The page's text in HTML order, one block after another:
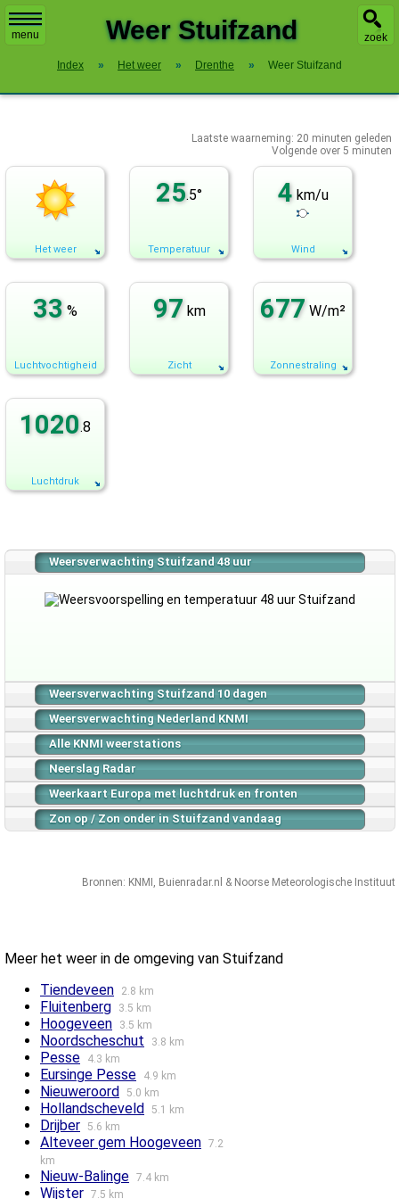
menu zoek
Weer Stuifzand
Index » Het weer » Drenthe » Weer Stuifzand
Laatste waarneming: 20 minuten geleden
Volgende over5 minuten
Het weer
25.5°
Temperatuur
4 km/u
Wind
33 %
Luchtvochtigheid
97 km
Zicht
677 W/m²
Zonnestraling
1020.8
Luchtdruk
Weersverwachting Stuifzand 48 uur
Weersverwachting Stuifzand 10 dagen
Weersverwachting Nederland KNMI
Alle KNMI weerstations
Neerslag Radar
Weerkaart Europa met luchtdruk en fronten
Zon op / Zon onder in Stuifzand vandaag
Bronnen: KNMI , Buienradar.nl & Noorse Meteorologische Instituut
Meer het weer in de omgeving van Stuifzand
Tiendeveen
2.8 km
Fluitenberg 3.5 km
Hoogeveen 3.5 km
Noordscheschut 3.8 km
Pesse 4.3 km
Eursinge Pesse 4.9 km
Nieuweroord 5.0 km
Hollandscheveld 5.1 km
Drijber 5.6 km
Alteveer gem Hoogeveen 7.2
km
Nieuw-Balinge 7.4 km
Wijster 7.5 km